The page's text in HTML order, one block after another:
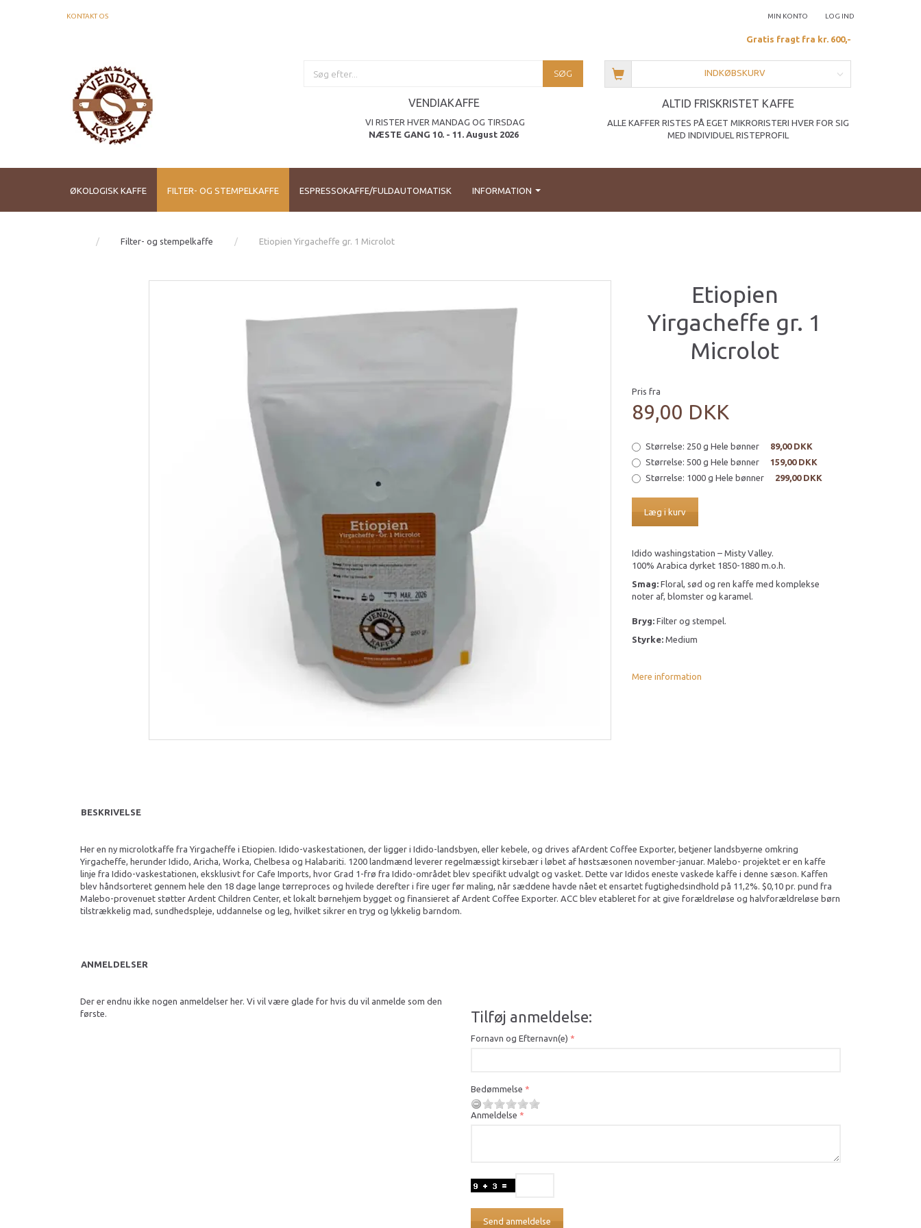
LOG IND
MIN KONTO
KONTAKT OS
Gratis fragt fra kr. 600,-
SØG
VENDIAKAFFE
VI RISTER HVER MANDAG OG TIRSDAG
NÆSTE GANG 10. - 11. August 2026
INDKØBSKURV
ALTID FRISKRISTET KAFFE
ALLE KAFFER RISTES PÅ EGET MIKRORISTERI HVER FOR SIG
MED INDIVIDUEL RISTEPROFIL
ØKOLOGISK KAFFE FILTER- OG STEMPELKAFFE ESPRESSOKAFFE/FULDAUTOMATISK INFORMATION
Filter- og stempelkaffe Etiopien Yirgacheffe gr. 1 Microlot
Etiopien
Yirgacheffe gr. 1
Microlot
Pris fra
89,00 DKK
Størrelse: 250 g Hele bønner
89,00 DKK
Størrelse: 500 g Hele bønner
159,00 DKK
Størrelse: 1000 g Hele bønner 299,00 DKK
Læg i kurv
Idido washingstation – Misty Valley.
100% Arabica dyrket 1850-1880 m.o.h.
Smag: Floral, sød og ren kaffe med komplekse
noter af, blomster og karamel.
Bryg: Filter og stempel.
Styrke: Medium
Mere information
BESKRIVELSE
Her en ny microlotkaffe fra Yirgacheffe i Etiopien. Idido-vaskestationen, der ligger i Idido-landsbyen, eller kebele, og drives afArdent Coffee Exporter, betjener landsbyerne omkring
Yirgacheffe, herunder Idido, Aricha, Worka, Chelbesa og Halabariti. 1200 landmænd leverer regelmæssigt kirsebær i løbet af høstsæsonen november-januar. Malebo- projektet er en kaffe
linje fra Idido-vaskestationen, eksklusivt for Cafe Imports, hvor Grad 1-frø fra Idido-området blev specifikt udvalgt og vasket. Dette var Ididos eneste vaskede kaffe i denne sæson. Kaffen
blev håndsorteret gennem hele den 18 dage lange tørreproces og hvilede derefter i fire uger før maling, når sæddene havde nået et ensartet fugtighedsindhold på 11,2%. $0,10 pr. pund fra
Malebo-provenuet støtter Ardent Children Center, et lokalt børnehjem bygget og finansieret af Ardent Coffee Exporter. ACC blev etableret for at give forældreløse og halvforældreløse børn
tilstrækkelig mad, sundhedspleje, uddannelse og leg, hvilket sikrer en tryg og lykkelig barndom.
ANMELDELSER
Der er endnu ikke nogen anmeldelser her. Vi vil være glade for hvis du vil anmelde som den
første.
Tilføj anmeldelse:
Fornavn og Efternavn(e)
Bedømmelse
Anmeldelse
Send anmeldelse